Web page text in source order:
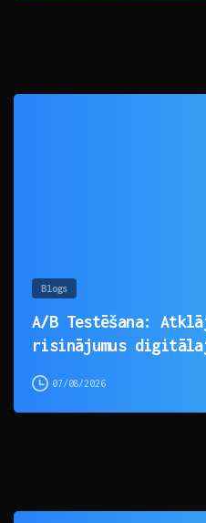
Blogs
A/B Testēšana:
risinājumus
07/08/2026